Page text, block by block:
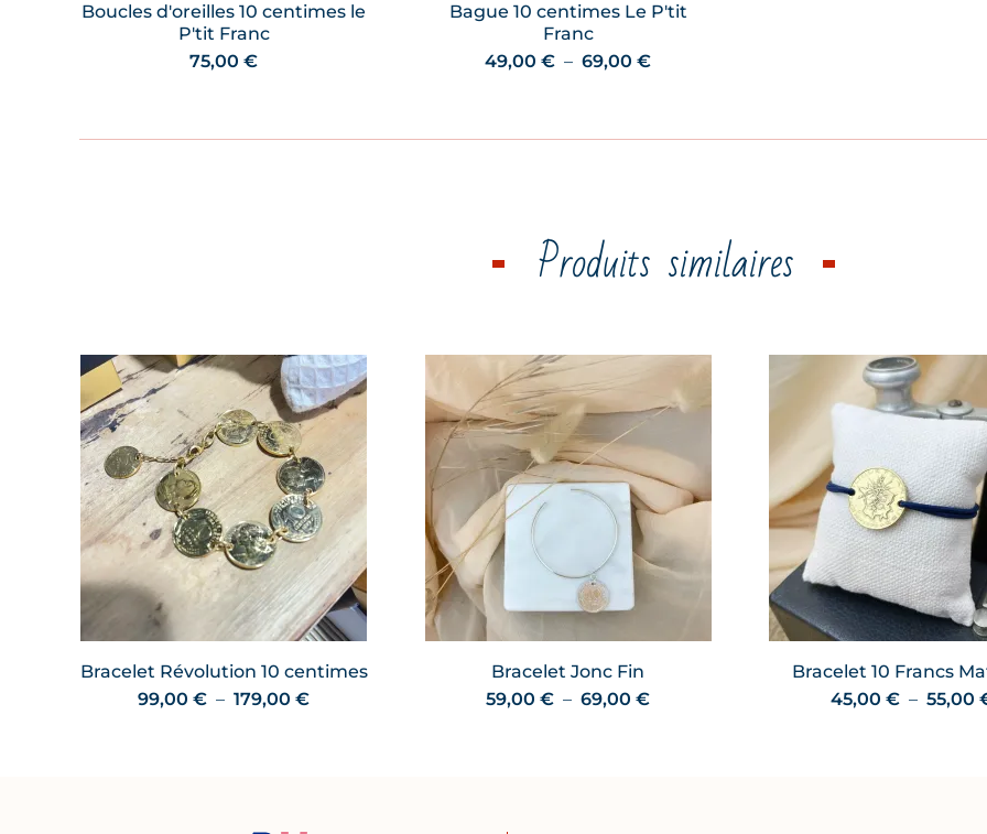
Boucles d'oreilles 10 centimes le
P'tit Franc
75,00€
Bague 10 centimes Le P'tit
Franc
49,00€ – 69,00€Plage
Produits similaires
Bracelet Révolution 10 centimes
99,00€ – 179,00€Plage
Bracelet Jonc Fin
59,00€ – 69,00€Plage
Bracelet 10 Francs
45,00€ – 55,00